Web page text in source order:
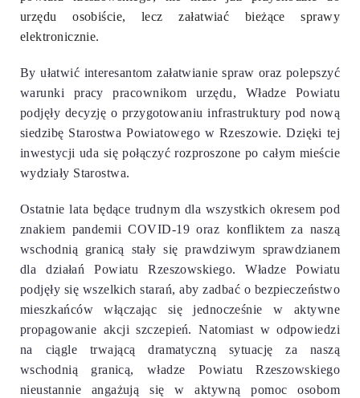
urzędu osobiście, lecz załatwiać bieżące sprawy
elektronicznie.
By ułatwić interesantom załatwianie spraw oraz polepszyć
warunki pracy pracownikom urzędu, Władze Powiatu
podjęły decyzję o przygotowaniu infrastruktury pod nową
siedzibę Starostwa Powiatowego w Rzeszowie.Dzięki tej
inwestycji uda się połączyć rozproszone po całym mieście
wydziały Starostwa.
Ostatnie lata będące trudnym dla wszystkich okresem pod
znakiem pandemii COVID-19 oraz konfliktem za naszą
wschodnią granicą stały się prawdziwym sprawdzianem
dla działań Powiatu Rzeszowskiego. Władze Powiatu
podjęły się wszelkich starań, aby zadbać o bezpieczeństwo
mieszkańców włączając się jednocześnie w aktywne
propagowanie akcji szczepień. Natomiast w odpowiedzi
na ciągle trwającą dramatyczną sytuację za naszą
wschodnią granicą, władze Powiatu Rzeszowskiego
nieustannie angażują się w aktywną pomoc osobom